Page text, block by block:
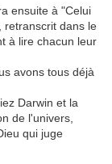
ensuite à "Celui
retranscrit dans le
à lire chacun leur
avons tous déjà
Darwin et la
de l'univers,
qui juge